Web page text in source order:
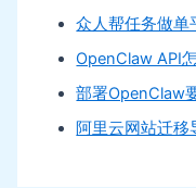
众人帮任务做单
OpenClaw API
部署OpenClaw
阿里云网站迁移